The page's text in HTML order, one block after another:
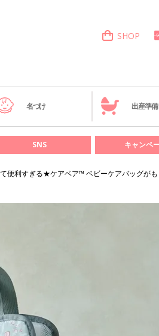
SHOP
名づけ 出産準備
SNS キャンペ
便利すぎる★ケアベア™️ ベビーケアバッグがも